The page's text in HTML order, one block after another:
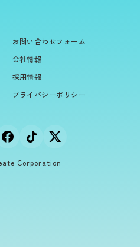
お問い合わせフォーム
会社情報
採用情報
プライバシーポリシー
Corporation